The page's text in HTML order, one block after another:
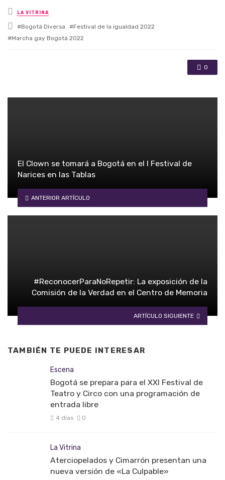
Posted in
LA VITRINA
Tagged with
Bogotá Diversa
Festival de la igualdad 2022
Marcha gay Bogotá 2022
0
El Clown se tomará a Bogotá en el I Festival de
Narices en las Tablas
ANTERIOR ARTÍCULO
#ReconocerParaNoRepetir: La exposición de la
Comisión de la Verdad en el Centro de Memoria
ARTÍCULO SIGUIENTE
TAMBIÉN TE PUEDE INTERESAR
Escena
Bogotá se prepara para el XXI Festival de
Teatro y Circo con una programación de
entrada libre
4 días 0
La Vitrina
Aterciopelados y Cimarrón presentan una
nueva versión de «La Culpable»